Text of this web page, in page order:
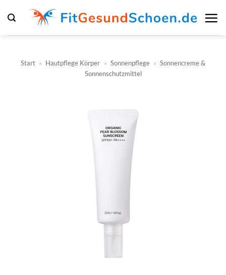
Inhalt
springen
Start » Hautpflege Körper » Sonnenpflege » Sonnencreme &
Sonnenschutzmittel